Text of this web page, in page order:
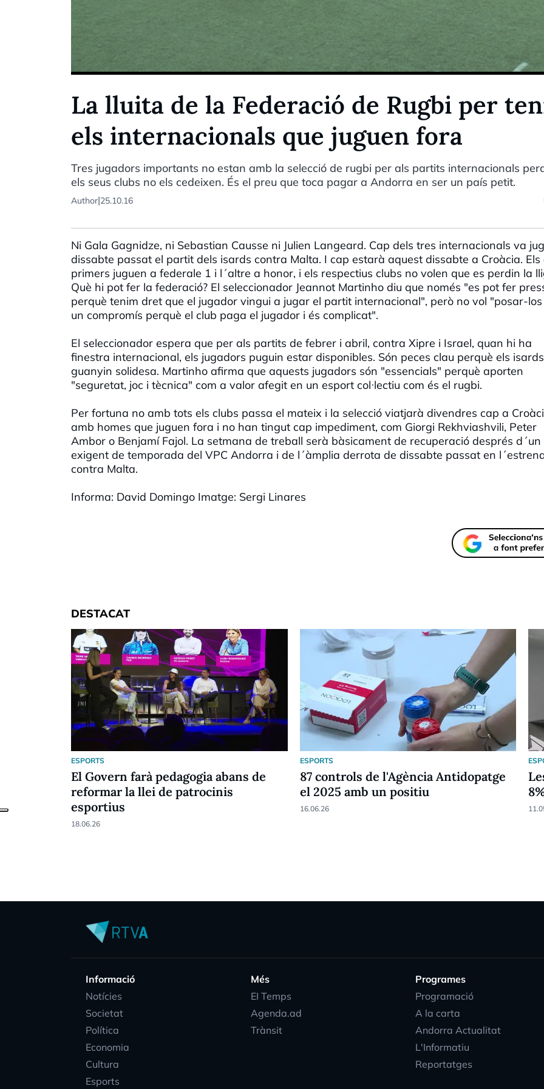
La lluita de la Federació de Rugbi per
els internacionals que juguen fora
Tres jugadors importants no estan amb la selecció de rugbi per als partits internacionals
els seus clubs no els cedeixen. És el preu que toca pagar a Andorra en ser un país petit.
Author|25.10.16
Ni Gala Gagnidze, ni Sebastian Causse ni Julien Langeard. Cap dels tres internacionals va
dissabte passat el partit dels isards contra Malta. I cap estarà aquest dissabte a Croàcia. Els
primers juguen a federale 1 i l´altre a honor, i els respectius clubs no volen que es perdin la
Què hi pot fer la federació? El seleccionador Jeannot Martinho diu que només "es pot fer
perquè tenim dret que el jugador vingui a jugar el partit internacional", però no vol "posar-los
un compromís perquè el club paga el jugador i és complicat".
El seleccionador espera que per als partits de febrer i abril, contra Xipre i Israel, quan hi ha
finestra internacional, els jugadors puguin estar disponibles. Són peces clau perquè els isards
guanyin solidesa. Martinho afirma que aquests jugadors són "essencials" perquè aporten
"seguretat, joc i tècnica" com a valor afegit en un esport col·lectiu com és el rugbi.
Per fortuna no amb tots els clubs passa el mateix i la selecció viatjarà divendres cap a
amb homes que juguen fora i no han tingut cap impediment, com Giorgi Rekhviashvili, Peter
Ambor o Benjamí Fajol. La setmana de treball serà bàsicament de recuperació després d´un
exigent de temporada del VPC Andorra i de l´àmplia derrota de dissabte passat en
contra Malta.
Informa: David Domingo Imatge: Sergi Linares
DESTACAT
ESPORTS
El Govern farà pedagogia abans de
reformar la llei de patrocinis
esportius
18.06.26
ESPORTS
87 controls de l'Agència Antidopatge
el 2025 amb un positiu
16.06.26
Informació
Notícies
Societat
Política
Economia
Cultura
Esports
Més
EI Temps
Agenda.ad
Trànsit
Programes
Programació
A la carta
Andorra Actualitat
L'Informatiu
Reportatges